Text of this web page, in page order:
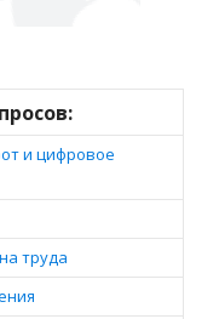
и цифровое
труда